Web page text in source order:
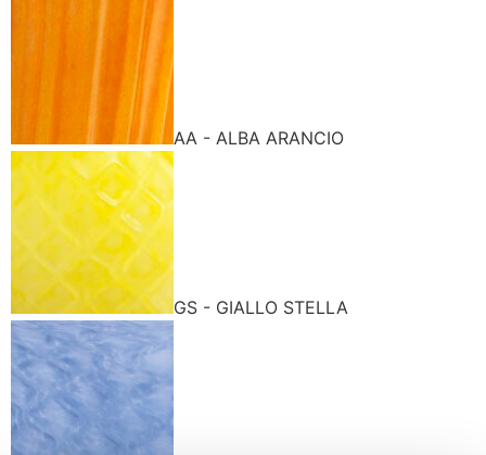
AA - ALBA ARANCIO
GS - GIALLO STELLA